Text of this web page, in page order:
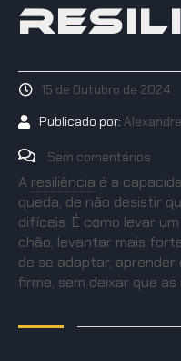
15 de Outubro de 2024
Publicado por:
Sem comentários
A resiliência é a
queda, de não desistir
difíceis. É como levar
chão, levantar mais
de se adaptar,
firme, sem deixar que